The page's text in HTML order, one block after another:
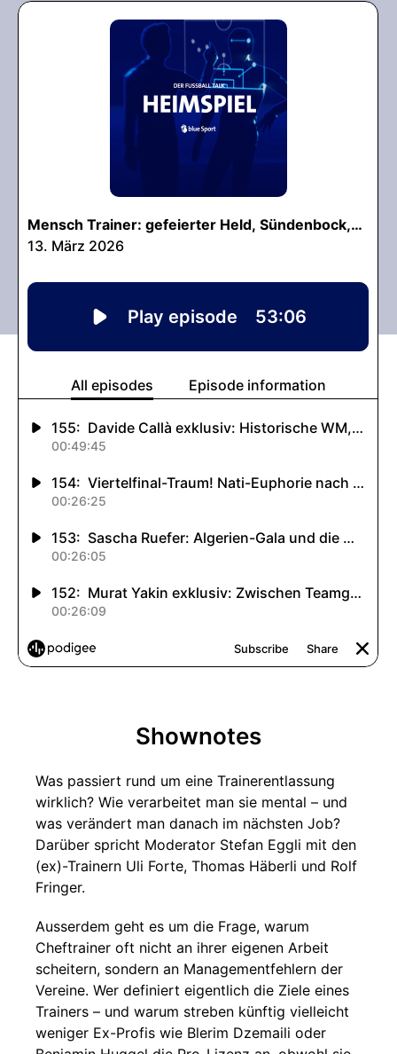
Shownotes
Was passiert rund um eine Trainerentlassung
wirklich? Wie verarbeitet man sie mental – und
was verändert man danach im nächsten Job?
Darüber spricht Moderator Stefan Eggli mit den
(ex)-Trainern Uli Forte, Thomas Häberli und Rolf
Fringer.
Ausserdem geht es um die Frage, warum
Cheftrainer oft nicht an ihrer eigenen Arbeit
scheitern, sondern an Managementfehlern der
Vereine. Wer definiert eigentlich die Ziele eines
Trainers – und warum streben künftig vielleicht
weniger Ex-Profis wie Blerim Dzemaili oder